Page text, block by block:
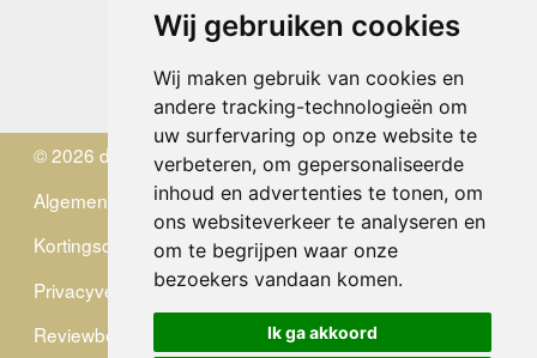
Wij gebruiken cookies
Wij maken gebruik van cookies en
andere tracking-technologieën om
uw surfervaring op onze website te
verbeteren, om gepersonaliseerde
inhoud en advertenties te tonen, om
ons websiteverkeer te analyseren en
om te begrijpen waar onze
bezoekers vandaan komen.
Ik ga akkoord
Donderdag
10.00 - 12.30 en 13.30 - 17.00
Vrijdag 10.00 - 12.30 en 13.30 - 17.00
Zaterdag
gesloten
Zondag gesloten
© 2026 de Zwerver
Algemene Voorwaarden
Kortingscode
Privacyverklaring
Reviewbeleid